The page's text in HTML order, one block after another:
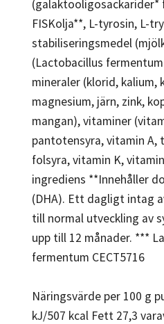
(galaktooligosackarider*
FISKolja**, L-tyrosin, L-
stabiliseringsmedel
(Lactobacillus
mineraler (klorid, kalium,
magnesium, järn, zink,
mangan), vitaminer
pantotensyra, vitamin A,
folsyra, vitamin K,
ingrediens **Innehåller
(DHA). Ett dagligt intag
till normal utveckling av
upp till 12 månader. ***
fermentum CECT5716
Näringsvärde per 100 g
kJ/507 kcal Fett 27,3